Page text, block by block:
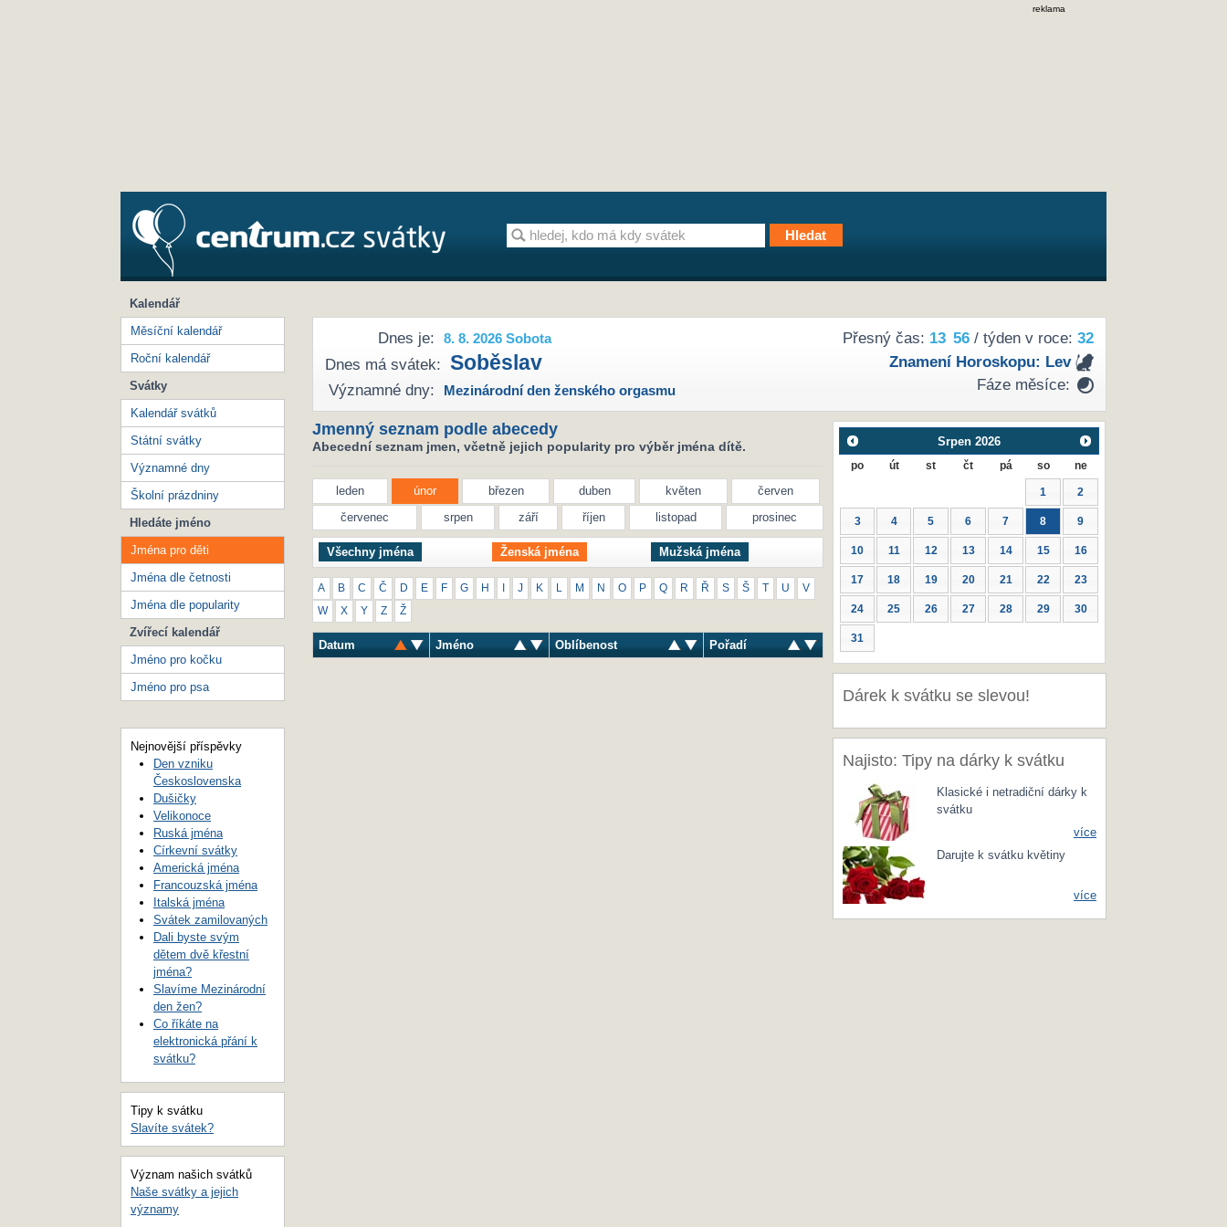
reklama
Přesný čas: 13 56/ týden v roce: 32
Znamení Horoskopu: Lev
Fáze měsíce:
Dnes je: 8. 8. 2026 Sobota
Dnes má svátek: Soběslav
Významné dny: Mezinárodní den ženského orgasmu
Jmenný seznam podle abecedy
Abecední seznam jmen, včetně jejich popularity pro výběr jména dítě.
leden únor březen duben květen
červen
červenec
srpen září říjen listopad prosinec
Všechny jména Ženská jména Mužská jména
A B C Č D E F G H J K M N O P Q R Ř S Š T U V
W X Y Z Ž
Datum Jméno Oblíbenost Pořadí
Srpen 2026
po út st čt pá so ne
1 2
3 4 5 6 7 8 9
10 11 12 13 14 15 16
17 18 19 20 21 22 23
24 25 26 27 28 29 30
31
Dárek k svátku se slevou!
Najisto: Tipy na dárky k svátku
Klasické i netradiční dárky k
svátku
více
Darujte k svátku květiny
více
Kalendář
Měsíční kalendář
Roční kalendář
Svátky
Kalendář svátků
Státní svátky
Významné dny
Školní prázdniny
Hledáte jméno
Jména pro děti
Jména dle četnosti
Jména dle popularity
Zvířecí kalendář
Jméno pro kočku
Jméno pro psa
Nejnovější příspěvky
Den vzniku
Československa
Dušičky
Velikonoce
Ruská jména
Církevní svátky
Americká jména
Francouzská jména
Italská jména
Svátek zamilovaných
Dali byste svým
dětem dvě křestní
jména?
Slavíme Mezinárodní
den žen?
Co říkáte na
elektronická přání k
svátku?
Tipy k svátku
Slavíte svátek?
Význam našich svátků
Naše svátky a jejich
významy